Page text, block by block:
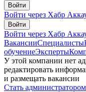
Войти
Войти через Хабр
Войти
Войти через Хабр
ВакансииСпециалисты
обучениеЭксперты
У этой компании нет
редактировать
и размещать вакансии
Стать администратором